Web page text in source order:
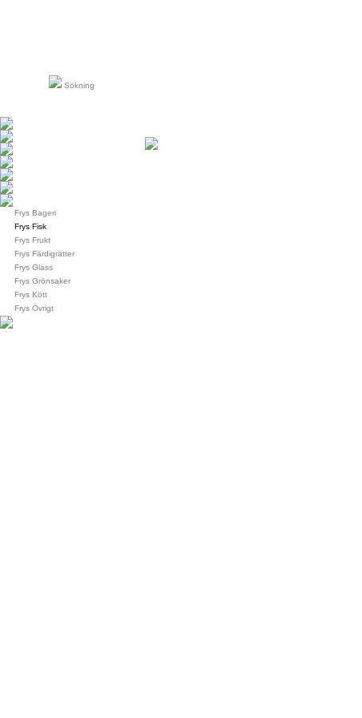
Sökning
Frys Bageri
Frys Fisk
Frys Frukt
Frys Färdigrätter
Frys Glass
Frys Grönsaker
Frys Kött
Frys Övrigt